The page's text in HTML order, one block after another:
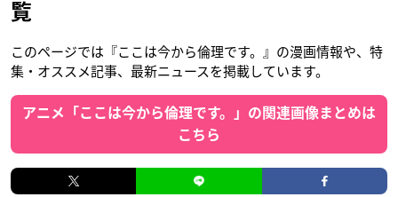
覧
このページでは『ここは今から倫理です。』の漫画情報や、特
集・オススメ記事、最新ニュースを掲載しています。
アニメ「ここは今から倫理です。」の関連画像まとめは
こちら